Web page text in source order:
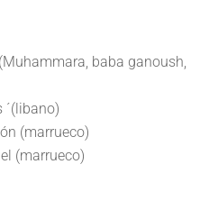
baba ganoush,
´(libano)
(marrueco)
(marrueco)